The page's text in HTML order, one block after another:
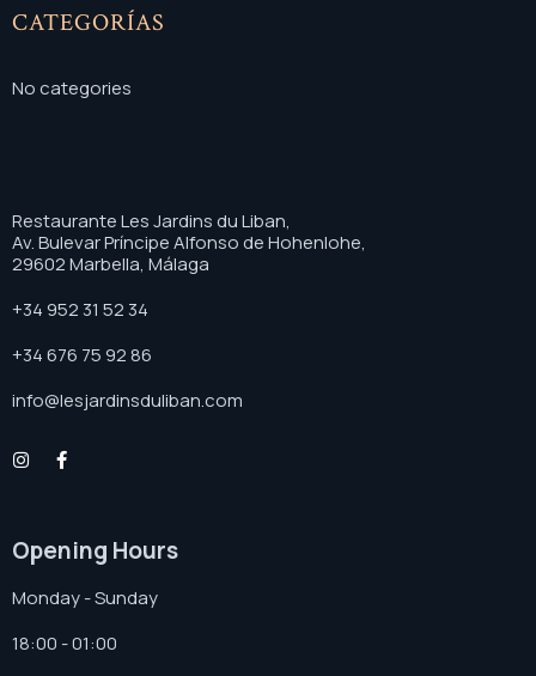
CATEGORÍAS
No categories
Restaurante Les Jardins du Liban,
Av. Bulevar Príncipe Alfonso de Hohenlohe,
29602 Marbella, Málaga
+34 952 31 52 34
+34 676 75 92 86
info@lesjardinsduliban.com
Opening Hours
Monday - Sunday
18:00 - 01:00